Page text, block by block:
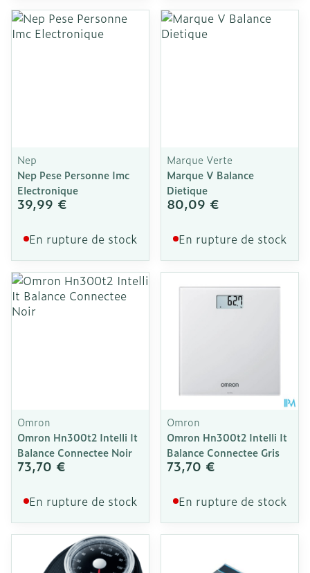
Nep
Nep Pese Personne Imc
Electronique
39,99 €
En rupture de stock
Marque Verte
Marque V Balance
Dietique
80,09 €
En rupture de stock
Omron
Omron Hn300t2 Intelli It
Balance Connectee Noir
73,70 €
En rupture de stock
Omron
Omron Hn300t2 Intelli It
Balance Connectee Gris
73,70 €
En rupture de stock